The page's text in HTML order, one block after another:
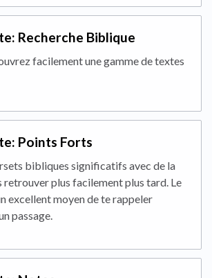
Recherche Biblique
facilement une gamme de textes
Points Forts
bibliques significatifs avec de la
retrouver plus facilement plus tard. Le
excellent moyen de te rappeler
passage.